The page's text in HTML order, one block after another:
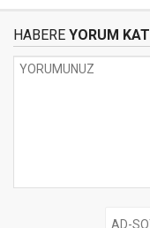
HABERE YORUM KAT